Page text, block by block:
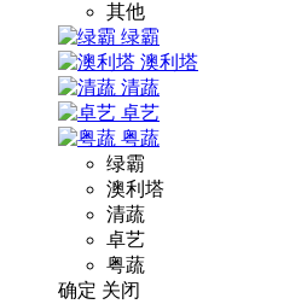
其他
绿霸
澳利塔
清蔬
卓艺
粤蔬
绿霸
澳利塔
清蔬
卓艺
粤蔬
确定 关闭